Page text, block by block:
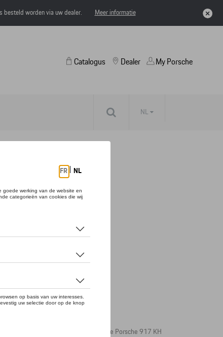
besteld worden via uw dealer. Meer informatie
Catalogus Dealer My Porsche
NL
printontwerp is geïnspireerd op de Porsche 917 KH